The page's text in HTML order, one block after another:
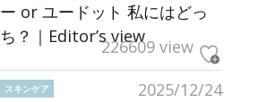
ー or ユードット 私にはどっ
ち？｜Editor’s view226609 view
2025/12/24
スキンケア